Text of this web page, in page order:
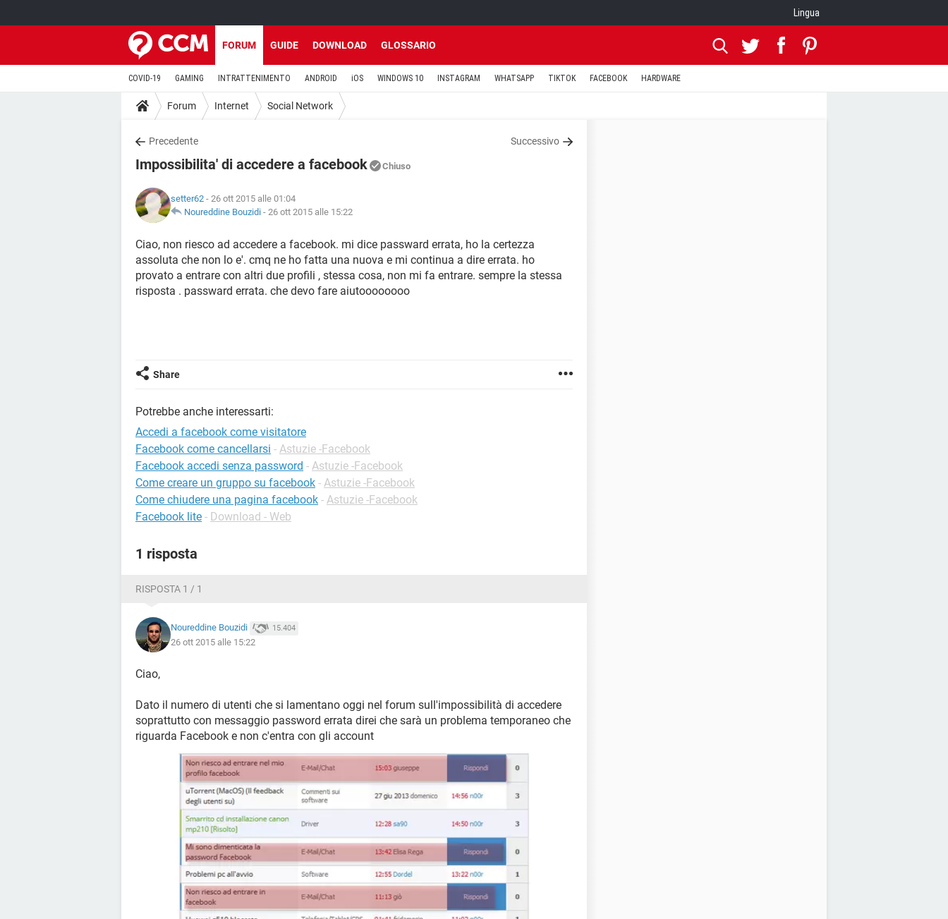
Lingua
FORUM GUIDE DOWNLOAD GLOSSARIO
COVID-19 GAMING INTRATTENIMENTO ANDROID iOS WINDOWS 10 INSTAGRAM WHATSAPP TIKTOK FACEBOOK HARDWARE
Forum Internet Social Network
Precedente Successivo
Impossibilita' di accedere a facebook Chiuso
setter62 - 26 ott 2015 alle 01:04
Noureddine Bouzidi - 26 ott 2015 alle 15:22
Ciao, non riesco ad accedere a facebook. mi dice passward errata, ho la certezza
assoluta che non lo e'. cmq ne ho fatta una nuova e mi continua a dire errata. ho
provato a entrare con altri due profili , stessa cosa, non mi fa entrare. sempre la stessa
risposta . passward errata. che devo fare aiutoooooooo
Share
Potrebbe anche interessarti:
Accedi a facebook come visitatore
Facebook come cancellarsi - Astuzie -Facebook
Facebook accedi senza password - Astuzie -Facebook
Come creare un gruppo su facebook - Astuzie -Facebook
Come chiudere una pagina facebook - Astuzie -Facebook
Facebook lite - Download - Web
1 risposta
RISPOSTA 1 / 1
Noureddine Bouzidi 15.404
26 ott 2015 alle 15:22
Ciao,
Dato il numero di utenti che si lamentano oggi nel forum sull'impossibilità di accedere
soprattutto con messaggio password errata direi che sarà un problema temporaneo che
riguarda Facebook e non c'entra con gli account